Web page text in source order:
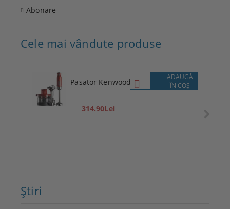
Abonare
Cele mai vândute produse
Pasator Kenwood
314.90Lei
ADAUGĂ
ÎN COŞ
Ştiri